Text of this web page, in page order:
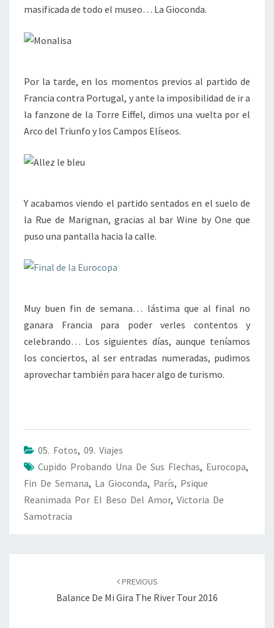
masificada de todo el museo… La Gioconda.
Por la tarde, en los momentos previos al partido de
Francia contra Portugal, y ante la imposibilidad de ir a
la fanzone de la Torre Eiffel, dimos una vuelta por el
Arco del Triunfo y los Campos Elíseos.
Y acabamos viendo el partido sentados en el suelo de
la Rue de Marignan, gracias al bar Wine by One que
puso una pantalla hacia la calle.
Muy buen fin de semana… lástima que al final no
ganara Francia para poder verles contentos y
celebrando… Los siguientes días, aunque teníamos
los conciertos, al ser entradas numeradas, pudimos
aprovechar también para hacer algo de turismo.
05. Fotos, 09. Viajes
Cupido Probando Una De Sus Flechas, Eurocopa,
Fin De Semana, La Gioconda, París, Psique
Reanimada Por El Beso Del Amor, Victoria De
Samotracia
PREVIOUS
Balance De Mi Gira The River Tour 2016